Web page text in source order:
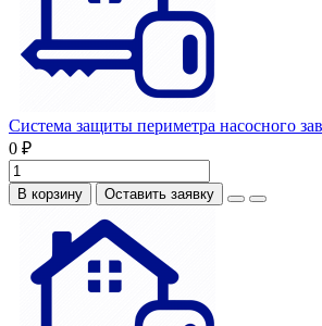
Система защиты периметра насосного
0 ₽
В корзину Оставить заявку